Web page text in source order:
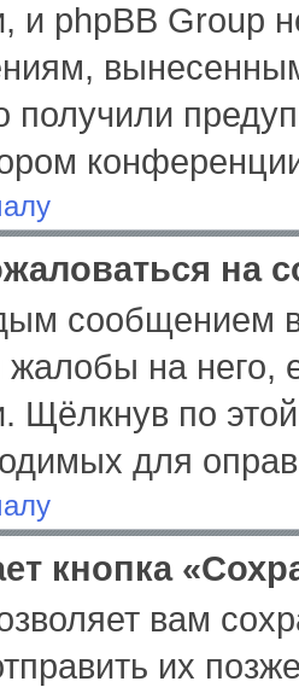
и phpBB Group
получили
на
сообщением
жалобы на него,
Щёлкнув по
для
кнопка
вам
их